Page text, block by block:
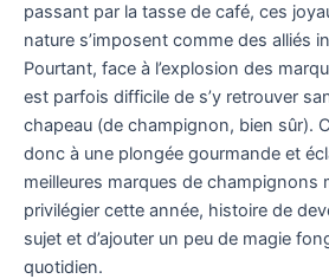
passant par la tasse de café, ces
nature s’imposent comme des alliés
Pourtant, face à l’explosion des
est parfois difficile de s’y retrouver
chapeau (de champignon, bien sûr).
donc à une plongée gourmande et
meilleures marques de champignons
privilégier cette année, histoire de
sujet et d’ajouter un peu de magie
quotidien.